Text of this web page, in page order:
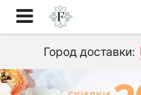
Город доставки: